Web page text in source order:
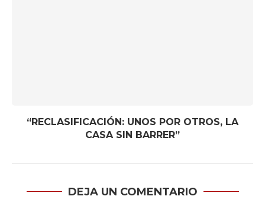
“RECLASIFICACIÓN: UNOS POR OTROS, LA
CASA SIN BARRER”
DEJA UN COMENTARIO